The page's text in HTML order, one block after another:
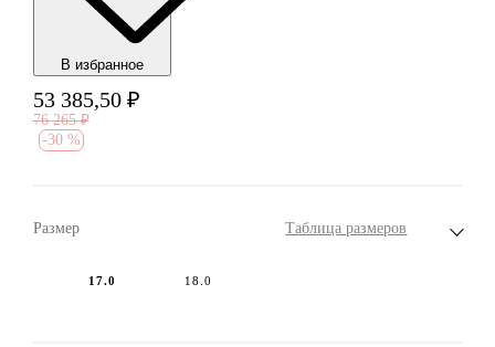
В избранноe
53 385,50 ₽
76 265 ₽
-30 %
Размер Таблица размеров
17.0 18.0